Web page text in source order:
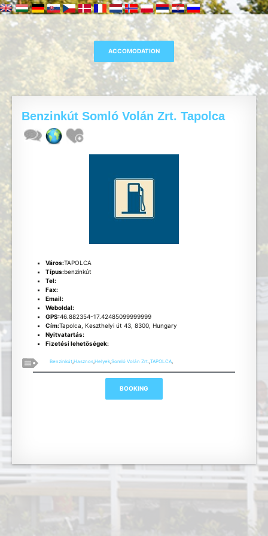
Benzinkút Somló Volán Zrt. Tapolca
Város:TAPOLCA
Típus:benzinkút
Tel:
Fax:
Email:
Weboldal:
GPS:46.882354-17.42485099999999
Cím:Tapolca, Keszthelyi út 43, 8300, Hungary
Nyitvatartás:
Fizetési lehetõségek:
Benzinkút ,Hasznos ,Helyek ,Somló Volán Zrt. ,TAPOLCA